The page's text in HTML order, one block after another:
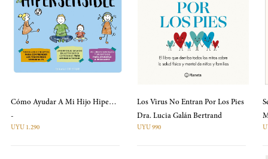
Cómo Ayudar A Mi Hijo Hipersensible
-
UYU 1.290
Los Virus No Entran Por Los Pies
Dra. Lucia Galán Bertrand
UYU 990